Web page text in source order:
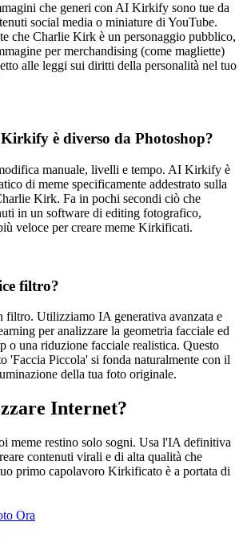
che generi con AI Kirkify sono tue da
social media o miniature di YouTube.
che Charlie Kirk è un personaggio pubblico,
per merchandising (come magliette)
alle leggi sui diritti della personalità nel tuo
è diverso da Photoshop?
manuale, livelli e tempo. AI Kirkify è
di meme specificamente addestrato sulla
Kirk. Fa in pochi secondi ciò che
in un software di editing fotografico,
veloce per creare meme Kirkificati.
filtro?
filtro. Utilizziamo IA generativa avanzata e
per analizzare la geometria facciale ed
o una riduzione facciale realistica. Questo
'Faccia Piccola' si fonda naturalmente con il
della tua foto originale.
Internet?
meme restino solo sogni. Usa l'IA definitiva
contenuti virali e di alta qualità che
primo capolavoro Kirkificato è a portata di
Ora